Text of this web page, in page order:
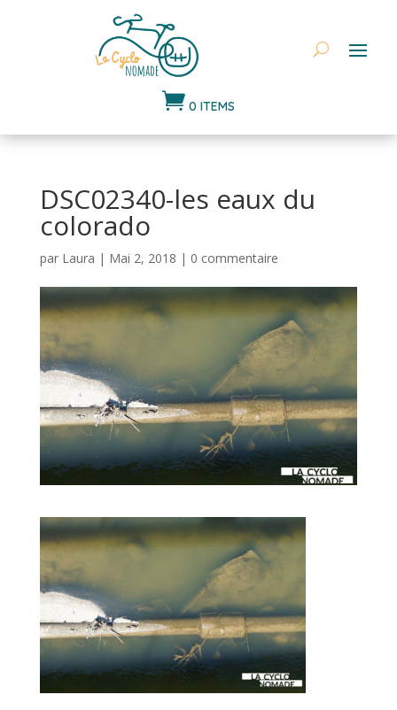
 0 ITEMS
DSC02340-les eaux du
colorado
par Laura | Mai 2, 2018 | 0 commentaire